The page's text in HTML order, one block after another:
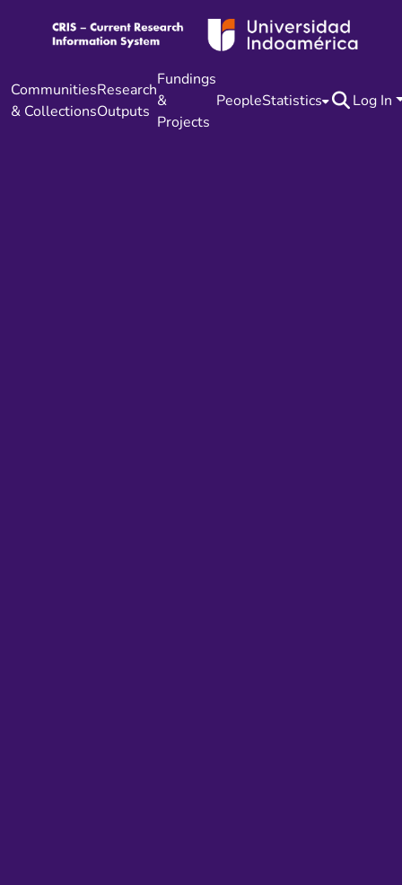
Communities
& Collections
Research
Outputs
Fundings
&
Projects
PeopleStatistics Log In